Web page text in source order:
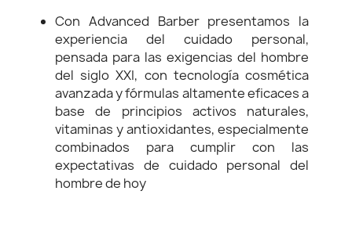
Con Advanced Barber presentamos la
experiencia del cuidado personal,
pensada para las exigencias del hombre
del siglo XXI, con tecnología cosmética
avanzada y fórmulas altamente eficaces a
base de principios activos naturales,
vitaminas y antioxidantes, especialmente
combinados para cumplir con las
expectativas de cuidado personal del
hombre de hoy